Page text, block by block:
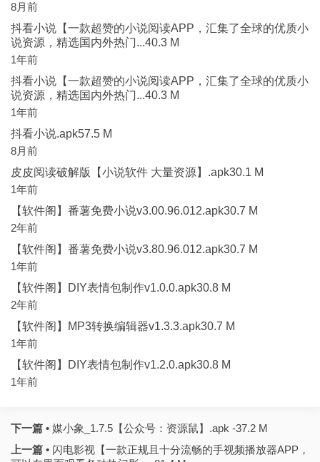
8月前
抖看小说【一款超赞的小说阅读APP，汇集了全球的优质小
说资源，精选国内外热门...40.3 M
1年前
抖看小说【一款超赞的小说阅读APP，汇集了全球的优质小
说资源，精选国内外热门...40.3 M
1年前
抖看小说.apk57.5 M
8月前
皮皮阅读破解版【小说软件 大量资源】.apk30.1 M
1年前
【软件阁】番薯免费小说v3.00.96.012.apk30.7 M
2年前
【软件阁】番薯免费小说v3.80.96.012.apk30.7 M
1年前
【软件阁】DIY表情包制作v1.0.0.apk30.8 M
2年前
【软件阁】MP3转换编辑器v1.3.3.apk30.7 M
1年前
【软件阁】DIY表情包制作v1.2.0.apk30.8 M
1年前
下一篇 • 媒小象_1.7.5【公众号：资源鼠】.apk -37.2 M
上一篇 • 闪电影视【一款正规且十分流畅的手视频播放器APP，